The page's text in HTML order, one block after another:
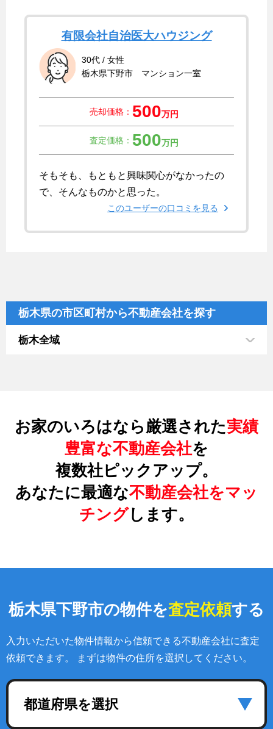
有限会社自治医大ハウジング
30代 / 女性
栃木県下野市 マンション一室
売却価格： 500万円
査定価格： 500万円
そもそも、もともと興味関心がなかったの
で、そんなものかと思った。
このユーザーの口コミを見る
栃木県の市区町村から不動産会社を探す
栃木全域
お家のいろはなら厳選された実績
豊富な不動産会社を
複数社ピックアップ。
あなたに最適な不動産会社をマッ
チングします。
栃木県下野市の物件を査定依頼する
入力いただいた物件情報から信頼できる不動産会社に査定
依頼できます。 まずは物件の住所を選択してください。
都道府県を選択